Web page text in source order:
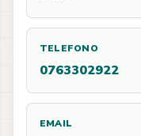
TELEFONO
0763302922
EMAIL